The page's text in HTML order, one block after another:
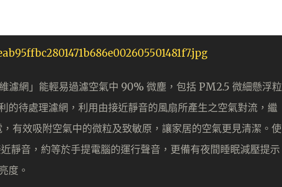
濾網」能輕易過濾空氣中 90% 微塵，包括 PM2.5 微細懸浮粒
的待處理濾網，利用由接近靜音的風扇所產生之空氣對流，繼
有效吸附空氣中的微粒及致敏原，讓家居的空氣更見清潔。使
靜音，約等於手提電腦的運行聲音，更備有夜間睡眠減壓提示
度。